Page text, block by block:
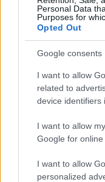
Personal Data
Purposes for
Opted Out
Google consents
I want to allow
related to
device identifiers
I want to allow
Google for
I want to allow
personalized